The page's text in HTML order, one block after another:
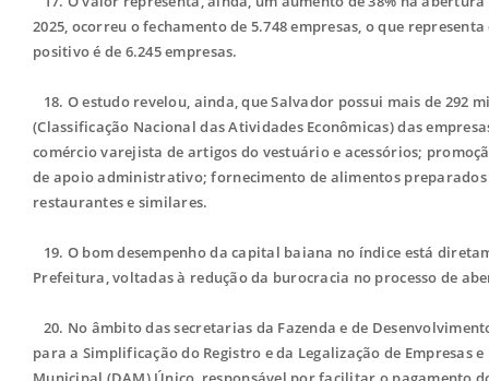
2025, ocorreu o fechamento de 5.748 empresas, o que
positivo é de 6.245 empresas.
18. O estudo revelou, ainda, que Salvador possui mais de 292
(Classificação Nacional das Atividades Econômicas) das
comércio varejista de artigos do vestuário e acessórios;
de apoio administrativo; fornecimento de alimentos
restaurantes e similares.
19. O bom desempenho da capital baiana no índice está
Prefeitura, voltadas à redução da burocracia no processo de
20. No âmbito das secretarias da Fazenda e de
para a Simplificação do Registro e da Legalização de Empresas